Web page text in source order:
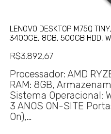
LENOVO DESKTOP M75Q
3400GE, 8GB, 500GB HDD,
R$3.892,67
Processador: AMD
RAM: 8GB,
Sistema Operacional:
3 ANOS ON-SITE
On),…